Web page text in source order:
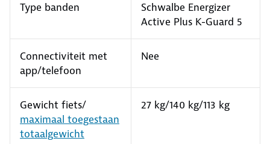
Type banden
Schwalbe Energizer
Active Plus K-Guard 5
Connectiviteit met
app/telefoon
Nee
Gewicht fiets/
maximaal toegestaan
totaalgewicht
27 kg/140 kg/113 kg